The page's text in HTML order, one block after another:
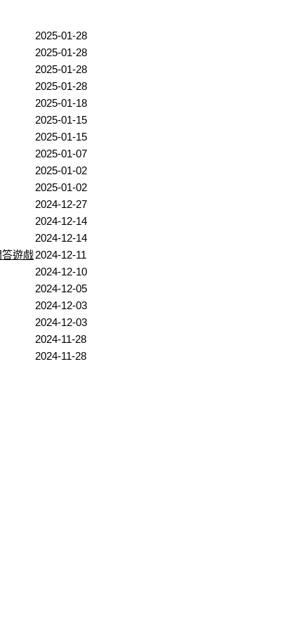
2025-01-28
2025-01-28
2025-01-28
2025-01-28
2025-01-18
2025-01-15
2025-01-15
2025-01-07
2025-01-02
2025-01-02
2024-12-27
2024-12-14
2024-12-14
答遊戲2024-12-11
2024-12-10
2024-12-05
2024-12-03
2024-12-03
2024-11-28
2024-11-28